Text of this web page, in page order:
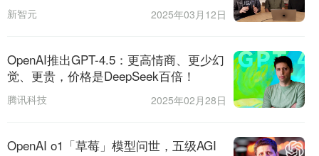
新智元 2025年03月12日
OpenAI推出GPT-4.5：更高情商、更少幻
觉、更贵，价格是DeepSeek百倍！
腾讯科技 2025年02月28日
OpenAI o1「草莓」模型问世，五级AGI